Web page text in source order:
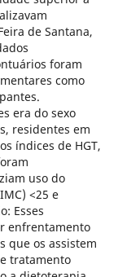
de Santana,
foram
como
era do sexo
residentes em
índices de HGT,
uso do
<25 e
Esses
enfrentamento
que os assistem
tratamento